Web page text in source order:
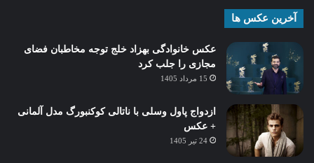
آخرین عکس ها
عکس خانوادگی بهزاد خلج توجه مخاطبان فضای
مجازی را جلب کرد
15 مرداد 1405
ازدواج پاول وسلی با ناتالی کوکنبورگ مدل آلمانی
+ عکس
24 تیر 1405